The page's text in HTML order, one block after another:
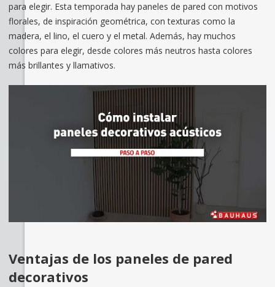
para elegir. Esta temporada hay paneles de pared con motivos
florales, de inspiración geométrica, con texturas como la
madera, el lino, el cuero y el metal. Además, hay muchos
colores para elegir, desde colores más neutros hasta colores
más brillantes y llamativos.
Ventajas de los paneles de pared
decorativos